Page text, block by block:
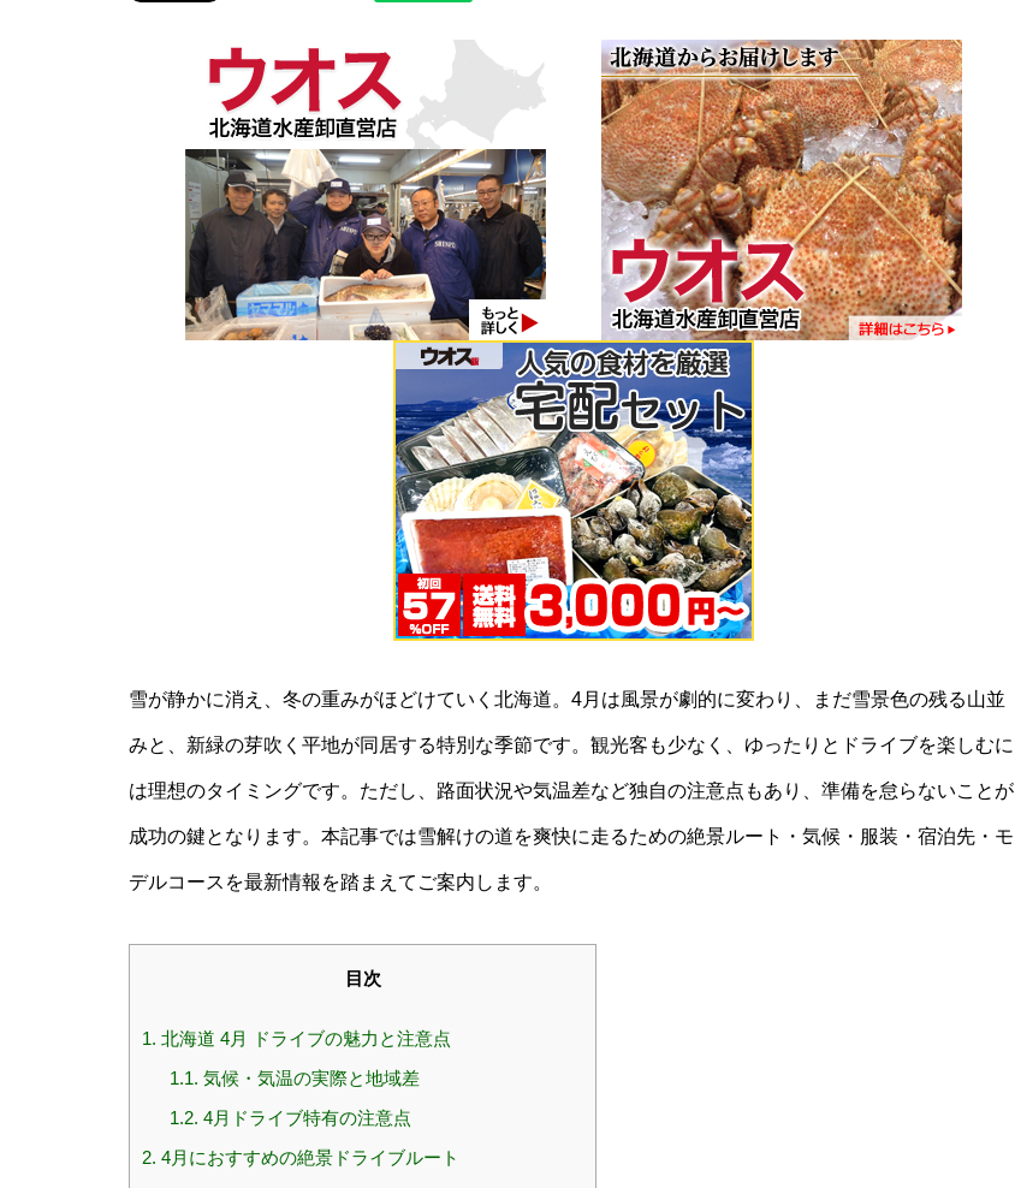
雪が静かに消え、冬の重みがほどけていく北海道。4月は風景が劇的に変わり、まだ雪景色の残る山並
みと、新緑の芽吹く平地が同居する特別な季節です。観光客も少なく、ゆったりとドライブを楽しむに
は理想のタイミングです。ただし、路面状況や気温差など独自の注意点もあり、準備を怠らないことが
成功の鍵となります。本記事では雪解けの道を爽快に走るための絶景ルート・気候・服装・宿泊先・モ
デルコースを最新情報を踏まえてご案内します。
目次
1. 北海道 4月 ドライブの魅力と注意点
1.1. 気候・気温の実際と地域差
1.2. 4月ドライブ特有の注意点
2. 4月におすすめの絶景ドライブルート